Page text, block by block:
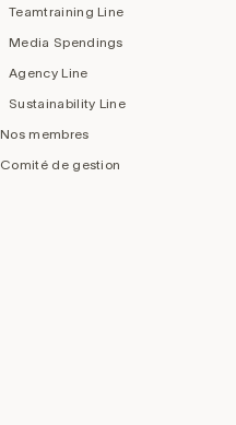
Teamtraining Line
Media Spendings
Agency Line
Sustainability Line
Nos membres
Comité de gestion